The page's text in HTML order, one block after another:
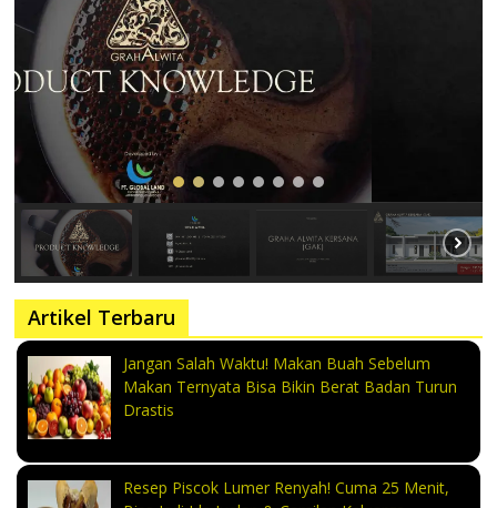
Artikel Terbaru
Jangan Salah Waktu! Makan Buah Sebelum
Makan Ternyata Bisa Bikin Berat Badan Turun
Drastis
Resep Piscok Lumer Renyah! Cuma 25 Menit,